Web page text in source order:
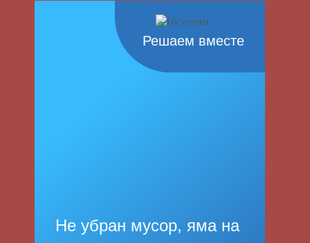
Решаем вместе
Не убран мусор, яма на